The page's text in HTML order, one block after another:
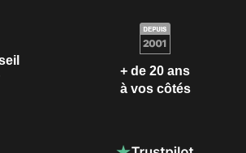
+ de 20 ans
à vos côtés